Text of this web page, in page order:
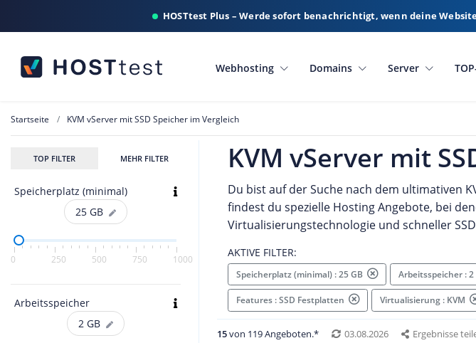
HOSTtest Plus – Werde sofort benachrichtigt, wenn deine
Webhosting Domains Server
Startseite KVM vServer mit SSD Speicher im Vergleich
TOP FILTER MEHR FILTER
Speicherplatz (minimal)
25 GB
0 250 500 750 1000
Arbeitsspeicher
2 GB
KVM vServer mit
Du bist auf der Suche nach dem ultimativen
findest du spezielle Hosting Angebote, bei
Virtualisierungstechnologie und schneller
AKTIVE FILTER:
Speicherplatz (minimal) : 25 GB Arbeitsspeicher : 2
Features : SSD Festplatten Virtualisierung : KVM
15von 119 Angeboten.* 03.08.2026 Ergebnisse